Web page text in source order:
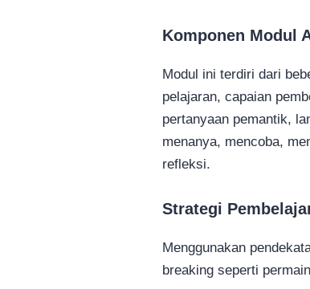
Komponen Modul
Modul ini terdiri dari
pelajaran, capaian
pertanyaan pemantik,
menanya, mencoba,
refleksi.
Strategi
Menggunakan
breaking seperti